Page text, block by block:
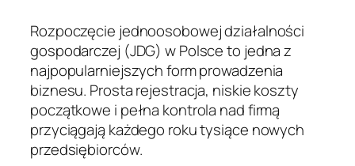
Rozpoczęcie jednoosobowej działalności
gospodarczej (JDG) w Polsce to jedna z
najpopularniejszych form prowadzenia
biznesu. Prosta rejestracja, niskie koszty
początkowe i pełna kontrola nad firmą
przyciągają każdego roku tysiące nowych
przedsiębiorców.